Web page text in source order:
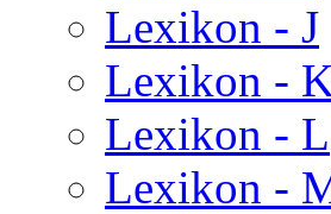
Lexikon - J
Lexikon -
Lexikon - L
Lexikon -